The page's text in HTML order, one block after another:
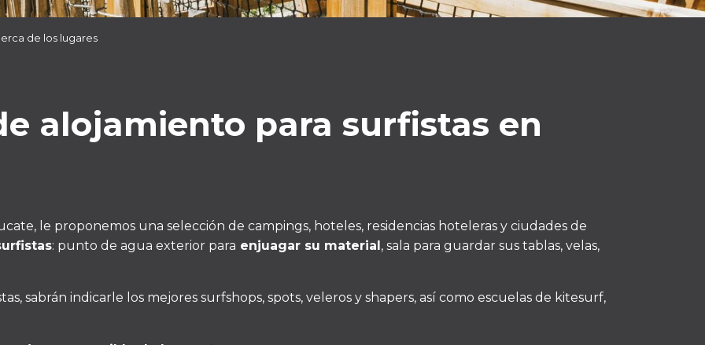
de los lugares
alojamiento para surfistas en
le proponemos una selección de campings, hoteles, residencias hoteleras y ciudades de
: punto de agua exterior para enjuagar su material, sala para guardar sus tablas, velas,
sabrán indicarle los mejores surfshops, spots, veleros y shapers, así como escuelas de kitesurf,